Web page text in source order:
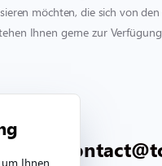
möchten, die sich von
Ihnen gerne zur
Ihnen